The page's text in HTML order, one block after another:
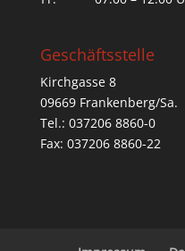
Geschäftsstelle
Kirchgasse 8
09669 Frankenberg/Sa.
Tel.: 037206 8860-0
Fax: 037206 8860-22